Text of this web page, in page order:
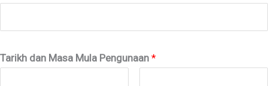
Tarikh dan Masa Mula Pengunaan *